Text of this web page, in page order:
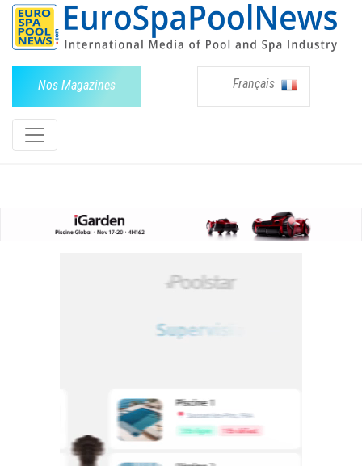
Nos Magazines Français